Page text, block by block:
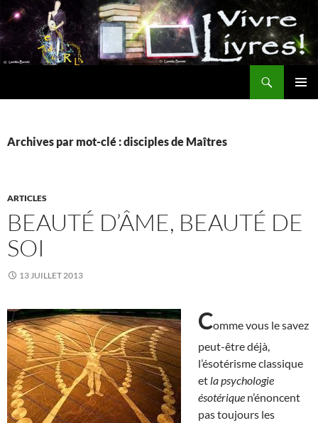
Aller
au
contenu
Archives par mot-clé : disciples de Maîtres
ARTICLES
BEAUTÉ D’ÂME, BEAUTÉ DE
SOI
13 JUILLET 2013
Comme vous le savez
peut-être déjà,
l’ésotérisme classique
et la psychologie
ésotérique n’énoncent
pas toujours les